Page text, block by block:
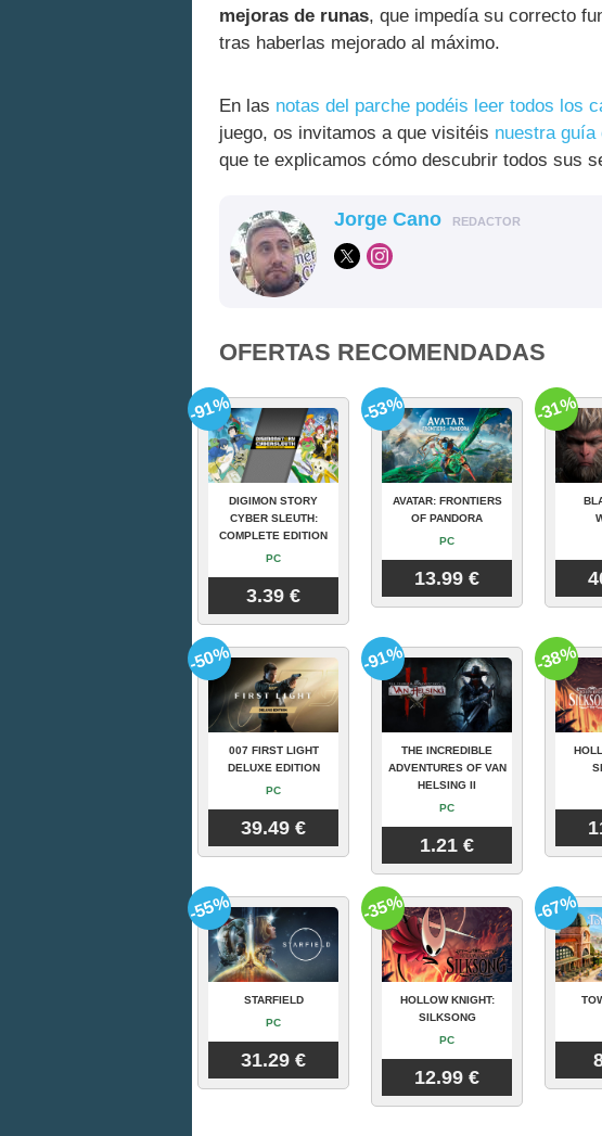
mejoras de runas, que impedía su correcto
tras haberlas mejorado al máximo.
En las notas del parche podéis leer todos los
juego, os invitamos a que visitéis nuestra guía
que te explicamos cómo descubrir todos sus
Jorge Cano REDACTOR
OFERTAS RECOMENDADAS
DIGIMON STORY
CYBER SLEUTH:
COMPLETE EDITION
PC
3.39 €
-91%
AVATAR: FRONTIERS
OF PANDORA
PC
13.99 €
-53% -31%
007 FIRST LIGHT
DELUXE EDITION
PC
39.49 €
-50%
THE INCREDIBLE
ADVENTURES OF VAN
HELSING II
PC
1.21 €
-91% -38%
STARFIELD
PC
31.29 €
-55%
HOLLOW KNIGHT:
SILKSONG
PC
12.99 €
-35% -67%